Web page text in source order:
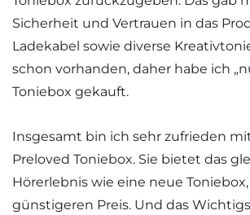
Sicherheit und Vertrauen in das
Ladekabel sowie diverse
schon vorhanden, daher habe ich
Toniebox gekauft.
Insgesamt bin ich sehr zufrieden
Preloved Toniebox. Sie bietet das
Hörerlebnis wie eine neue
günstigeren Preis. Und das